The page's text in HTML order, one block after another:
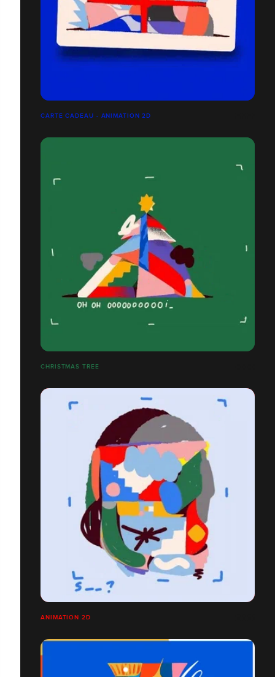
CARTE CADEAU - ANIMATION 2D
CHRISTMAS TREE
ANIMATION 2D